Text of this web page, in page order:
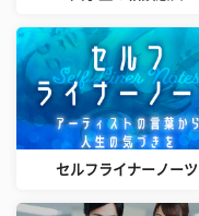
セルフライナーノーツ